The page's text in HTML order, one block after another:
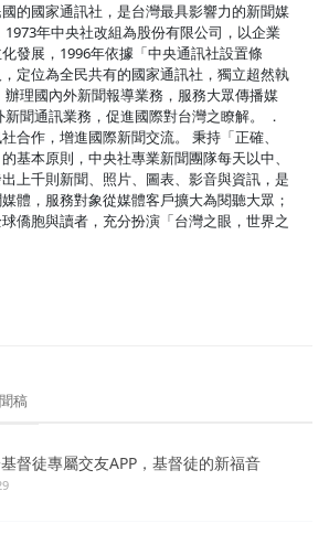
的國家通訊社，是台灣最具影響力的新聞媒
年中央社改組為股份有限公司，以企業
發展，1996年依據「中央通訊社設置條
定位為全民共有的國家通訊社，獨立超然執
理國內外新聞報導業務，服務大眾傳播媒
聞通訊業務，促進國際對台灣之瞭解。 ．
合作，增進國際新聞交流。 秉持「正確、
基本原則，中央社專業新聞團隊每天以中、
上千則新聞、照片、圖表、影音與資訊，是
體，服務對象從媒體客戶擴大為閱聽大眾；
僑胞與讀者，充分扮演「台灣之眼，世界之
稿
督徒專屬交友APP，基督徒的新福音